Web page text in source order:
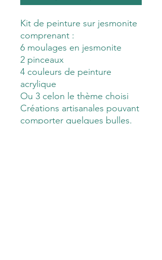
Kit de peinture sur jesmonite
comprenant :
6 moulages en jesmonite
2 pinceaux
4 couleurs de peinture
acrylique
Ou 3 celon le thème choisi
Créations artisanales pouvant
comporter quelques bulles.